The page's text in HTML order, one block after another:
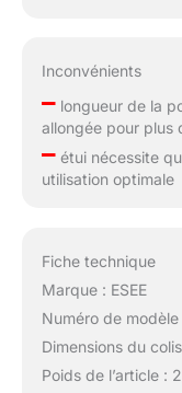
Inconvénients
–longueur de la
allongée pour plus
–étui nécessite
utilisation optimale
Fiche technique
Marque : ESEE
Numéro de modèle
Dimensions du
Poids de l’article :